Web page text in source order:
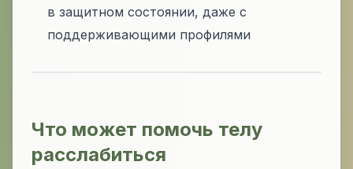
в защитном состоянии, даже с
поддерживающими профилями
Что может помочь телу
расслабиться